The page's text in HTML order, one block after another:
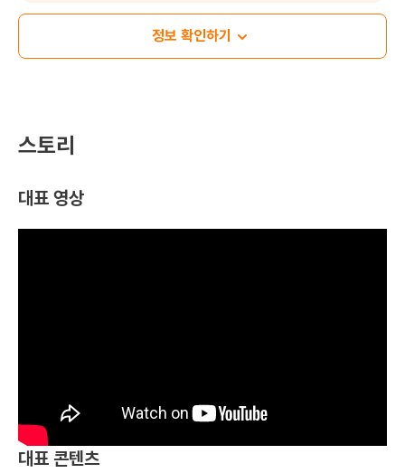
정보 확인하기
스토리
대표 영상
대표 콘텐츠